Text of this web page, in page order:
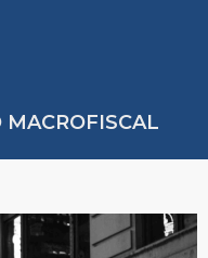
MACROFISCAL